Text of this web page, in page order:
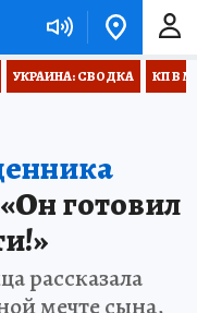
УКРАИНА: СВОДКА КП В
«Он готовил
рассказала
мечте сына,